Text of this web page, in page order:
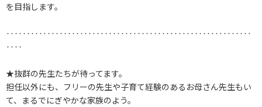
を目指します。
‥‥‥‥‥‥‥‥‥‥‥‥‥‥‥‥‥‥‥‥‥‥‥‥‥‥‥‥‥‥
‥‥
★抜群の先生たちが待ってます。
担任以外にも、フリーの先生や子育て経験のあるお母さん先生もい
て、まるでにぎやかな家族のよう。